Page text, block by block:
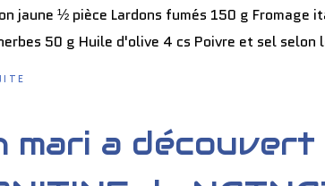
jaune ½ pièce Lardons fumés 150 g Fromage
50 g Huile d'olive 4 cs Poivre et sel
mari a découvert